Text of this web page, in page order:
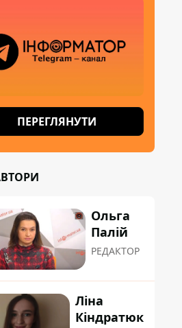
ПЕРЕГЛЯНУТИ
Ольга
Палій
РЕДАКТОР
Ліна
Кіндратюк